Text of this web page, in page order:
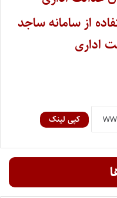
از سامانه ساجد
اداری
کپی لینک